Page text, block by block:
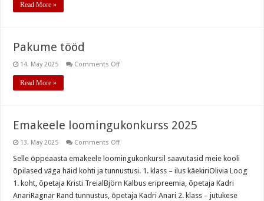
Read More »
Pakume tööd
14. May 2025 Comments Offon
Read More »
Emakeele loomingukonkurss 2025
13. May 2025 Comments Offon
loomingukonkurss
2025
Selle õppeaasta emakeele loomingukonkursil saavutasid meie kooli
õpilased väga häid kohti ja tunnustusi. 1. klass – ilus käekiriOlivia Loog
1. koht, õpetaja Kristi TreialBjörn Kalbus eripreemia, õpetaja Kadri
AnariRagnar Rand tunnustus, õpetaja Kadri Anari 2. klass – jutukese